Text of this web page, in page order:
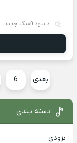
دانلود آهنگ جدید
6 بعدی
دسته بندی
بزودی